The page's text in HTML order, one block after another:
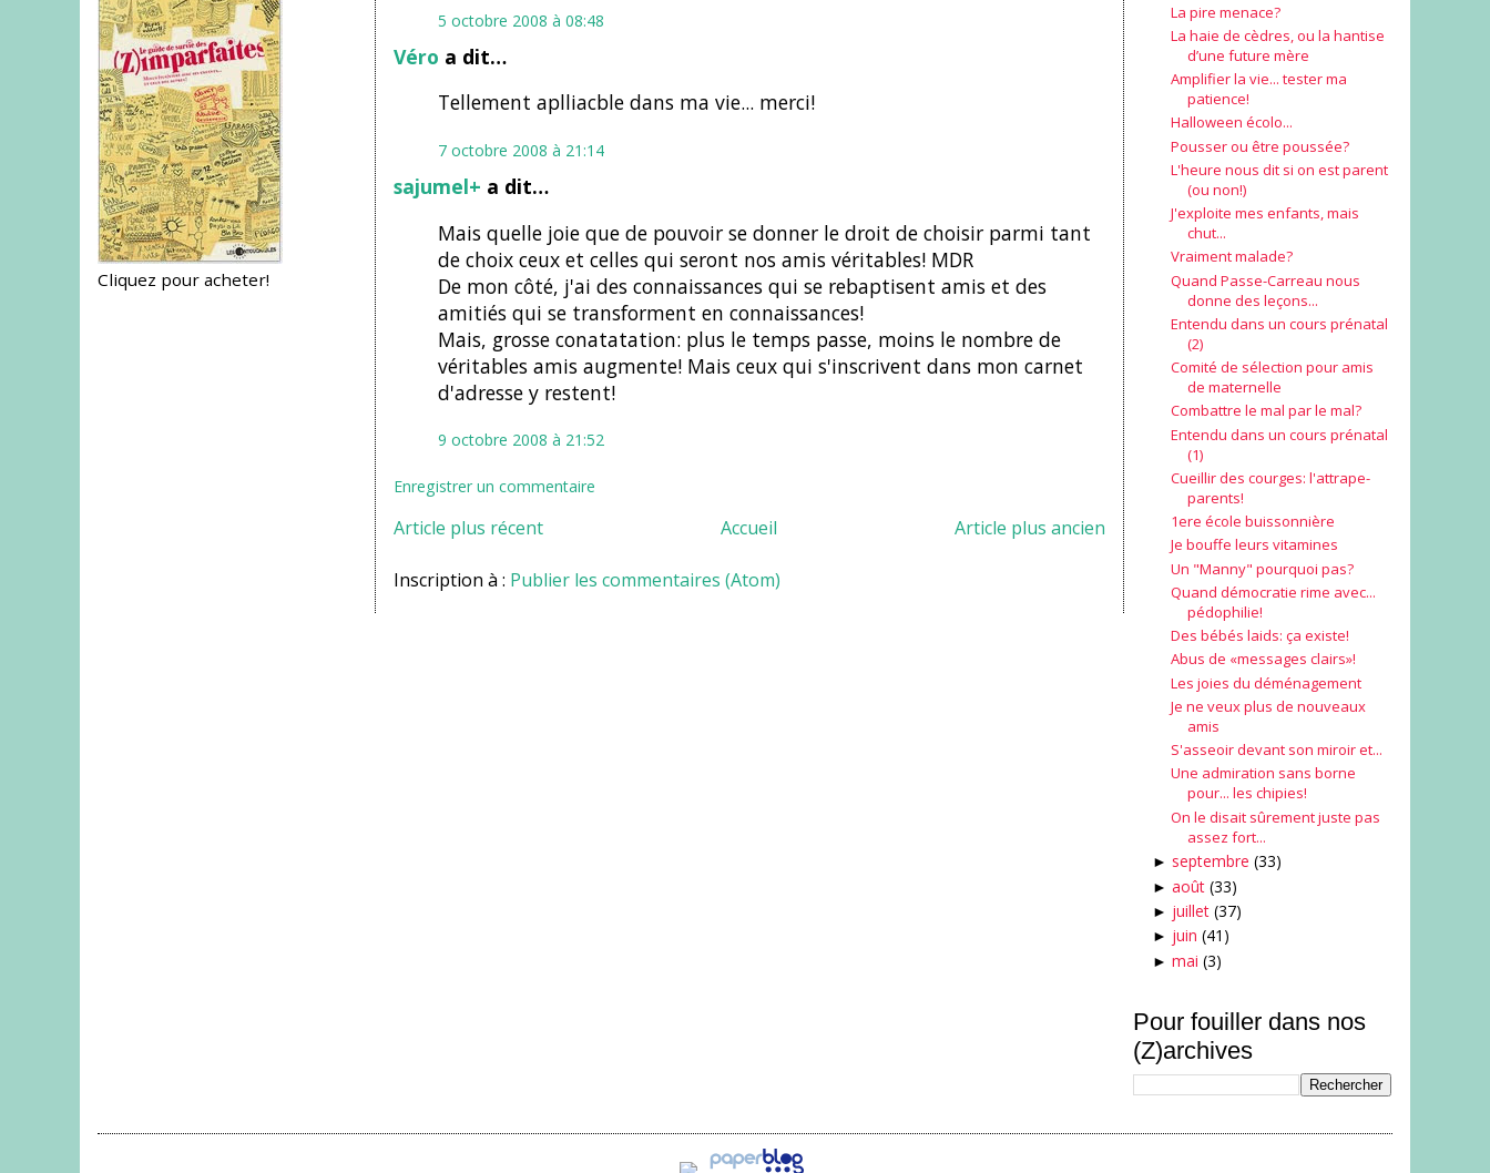
Cliquez pour acheter!
5 octobre 2008 à 08:48
Véro a dit…
Tellement aplliacble dans ma vie... merci!
7 octobre 2008 à 21:14
sajumel+ a dit…
Mais quelle joie que de pouvoir se donner le droit de choisir parmi tant
de choix ceux et celles qui seront nos amis véritables! MDR
De mon côté, j'ai des connaissances qui se rebaptisent amis et des
amitiés qui se transforment en connaissances!
Mais, grosse conatatation: plus le temps passe, moins le nombre de
véritables amis augmente! Mais ceux qui s'inscrivent dans mon carnet
d'adresse y restent!
9 octobre 2008 à 21:52
Enregistrer un commentaire
Article plus récent Article plus ancien
Accueil
Inscription à : Publier les commentaires (Atom)
La pire menace?
La haie de cèdres, ou la hantise
d’une future mère
Amplifier la vie... tester ma
patience!
Halloween écolo...
Pousser ou être poussée?
L'heure nous dit si on est parent
(ou non!)
J'exploite mes enfants, mais
chut...
Vraiment malade?
Quand Passe-Carreau nous
donne des leçons...
Entendu dans un cours prénatal
(2)
Comité de sélection pour amis
de maternelle
Combattre le mal par le mal?
Entendu dans un cours prénatal
(1)
Cueillir des courges: l'attrape-
parents!
1ere école buissonnière
Je bouffe leurs vitamines
Un "Manny" pourquoi pas?
Quand démocratie rime avec...
pédophilie!
Des bébés laids: ça existe!
Abus de «messages clairs»!
Les joies du déménagement
Je ne veux plus de nouveaux
amis
S'asseoir devant son miroir et...
Une admiration sans borne
pour... les chipies!
On le disait sûrement juste pas
assez fort...
► septembre (33)
► août (33)
► juillet (37)
► juin (41)
► mai (3)
Pour fouiller dans nos
(Z)archives